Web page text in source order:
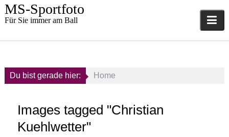
Skip
toMS-Sportfoto
Für Sie immer am Ball
Du bist gerade hier: Home
Images tagged "Christian
Kuehlwetter"